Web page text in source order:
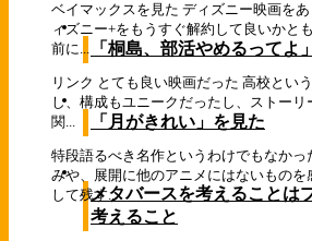
ベイマックスを見た ディズニー映画を
ィズニー+をもうすぐ解約して良いかと
前に...
「桐島、部活やめるってよ
リンク とても良い映画だった 高校とい
し、構成もユニークだったし、ストー
関...
「月がきれい」を見た
特段語るべき名作というわけでもなか
みや、展開に他のアニメにはないものを
して残す...メタバースを考えることは
考えること